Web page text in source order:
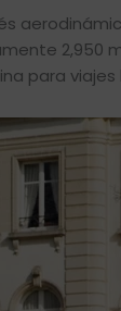
2,950
para viajes